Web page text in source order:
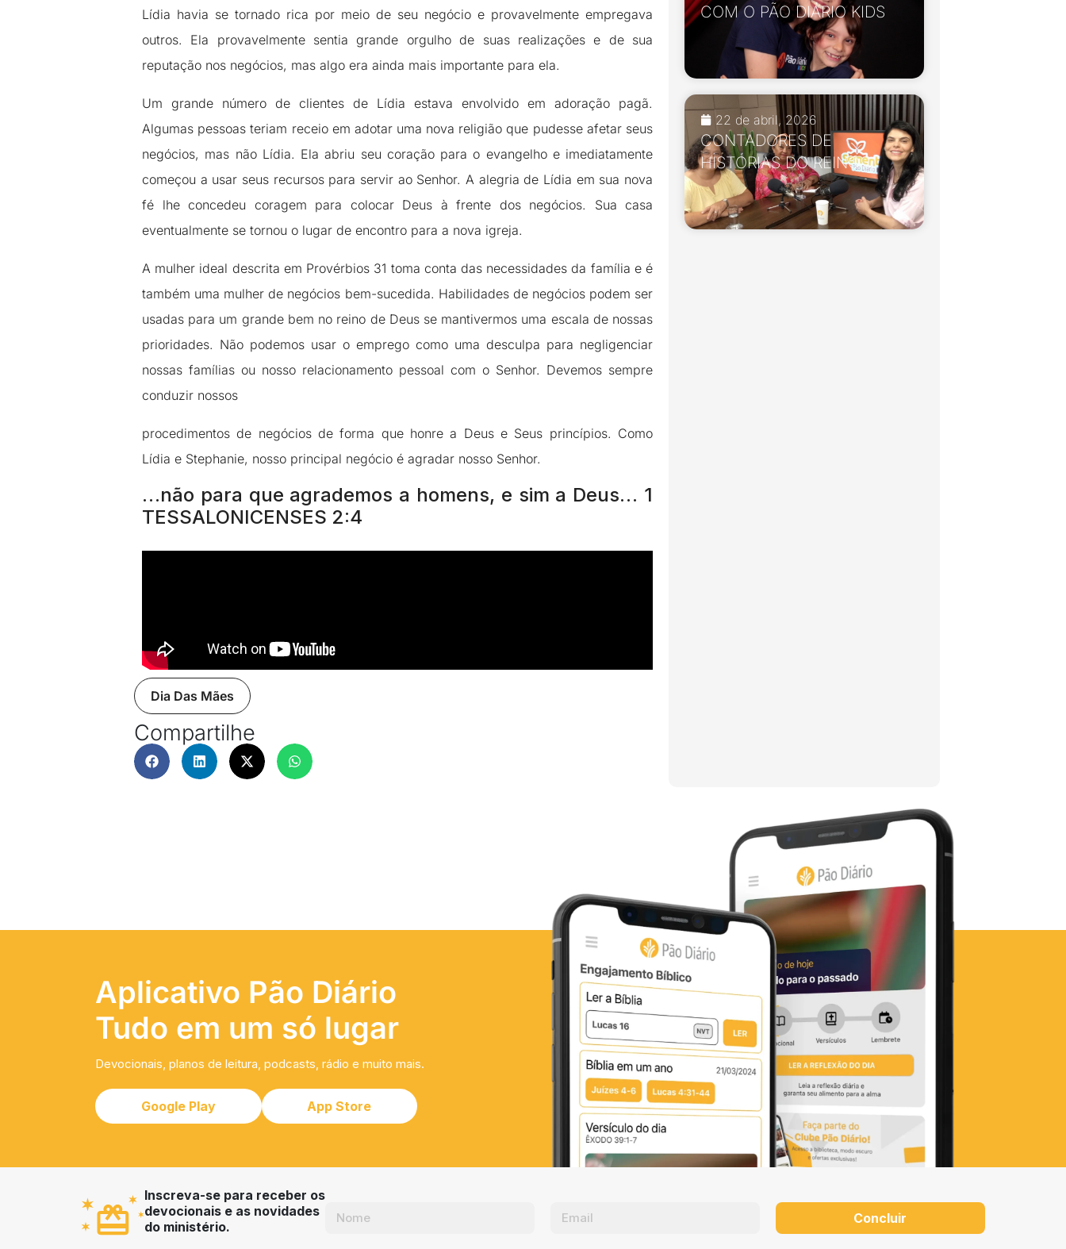
Lídia havia se tornado rica por meio de seu negócio e provavelmente empregava
outros. Ela provavelmente sentia grande orgulho de suas realizações e de sua
reputação nos negócios, mas algo era ainda mais importante para ela.
Um grande número de clientes de Lídia estava envolvido em adoração pagã.
Algumas pessoas teriam receio em adotar uma nova religião que pudesse afetar seus
negócios, mas não Lídia. Ela abriu seu coração para o evangelho e imediatamente
começou a usar seus recursos para servir ao Senhor. A alegria de Lídia em sua nova
fé lhe concedeu coragem para colocar Deus à frente dos negócios. Sua casa
eventualmente se tornou o lugar de encontro para a nova igreja.
A mulher ideal descrita em Provérbios 31 toma conta das necessidades da família e é
também uma mulher de negócios bem-sucedida. Habilidades de negócios podem ser
usadas para um grande bem no reino de Deus se mantivermos uma escala de nossas
prioridades. Não podemos usar o emprego como uma desculpa para negligenciar
nossas famílias ou nosso relacionamento pessoal com o Senhor. Devemos sempre
conduzir nossos
procedimentos de negócios de forma que honre a Deus e Seus princípios. Como
Lídia e Stephanie, nosso principal negócio é agradar nosso Senhor.
…não para que agrademos a homens, e sim a Deus… 1
TESSALONICENSES 2:4
Dia Das Mães
Compartilhe
COM O PÃO DIÁRIO KIDS
22 de abril, 2026
CONTADORES DE
HISTÓRIAS DO REINO
Aplicativo Pão Diário
Tudo em um só lugar
Devocionais, planos de leitura, podcasts, rádio e muito mais.
Google Play App Store
Inscreva-se para receber os
devocionais e as novidades
do ministério.
Concluir